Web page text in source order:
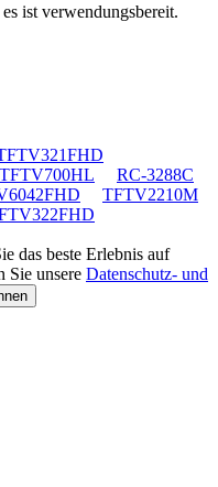
ist verwendungsbereit.
TFTV700HL
RC-3288C
TFTV2210M
das beste Erlebnis auf
Sie unsere Datenschutz- und